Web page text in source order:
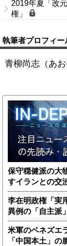
2019年夏「改
権」
執筆者プロフィー
青柳尚志（あお
保守穏健派の大
すイランとの交
李在明政権「実
異例の「自主派
米軍のベネズエ
「中国本土」の